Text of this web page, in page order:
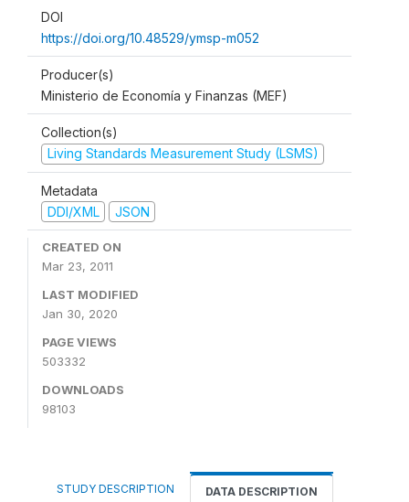
DOI
https://doi.org/10.48529/ymsp-m052
Producer(s)
Ministerio de Economía y Finanzas (MEF)
Collection(s)
Living Standards Measurement Study (LSMS)
Metadata
DDI/XML
JSON
CREATED ON
Mar 23, 2011
LAST MODIFIED
Jan 30, 2020
PAGE VIEWS
503332
DOWNLOADS
98103
STUDY DESCRIPTION DATA DESCRIPTION